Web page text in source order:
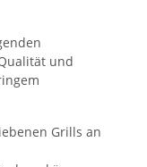
und
Grills an